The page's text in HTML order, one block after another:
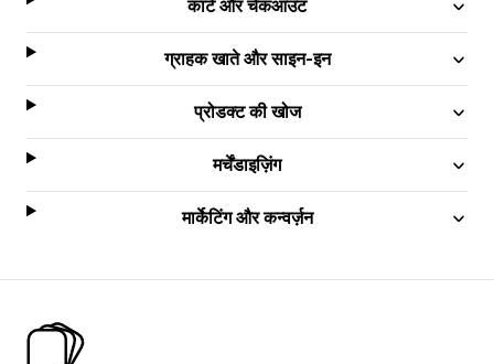
कार्ट और चेकआउट
ग्राहक खाते और साइन-इन
प्रोडक्ट की खोज
मर्चेंडाइज़िंग
मार्केटिंग और कन्वर्ज़न